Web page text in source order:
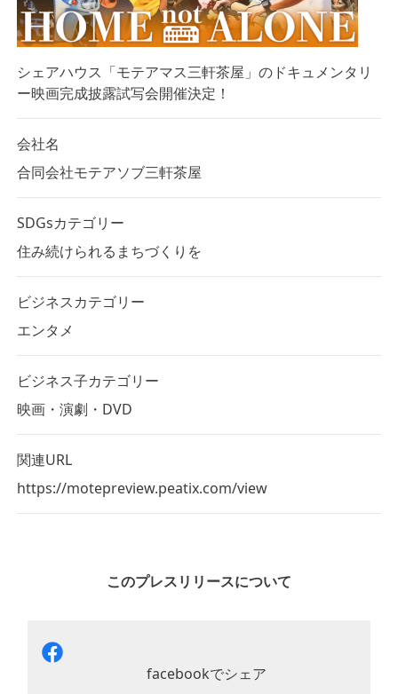
シェアハウス「モテアマス三軒茶屋」のドキュメンタリ
ー映画完成披露試写会開催決定！
会社名
合同会社モテアソブ三軒茶屋
SDGsカテゴリー
住み続けられるまちづくりを
ビジネスカテゴリー
エンタメ
ビジネス子カテゴリー
映画・演劇・DVD
関連URL
https://motepreview.peatix.com/view
このプレスリリースについて
facebookでシェア